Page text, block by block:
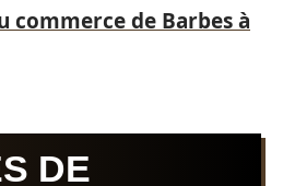
commerce de Barbes à
DE